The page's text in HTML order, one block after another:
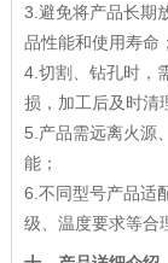
3.避免将产品长期
品性能和使用寿命；
4.切割、钻孔时，
损，加工后及时清
5.产品需远离火源
能；
6.不同型号产品适
级、温度要求等合